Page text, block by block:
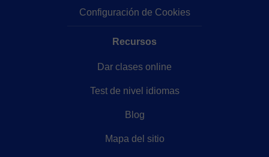
Configuración de Cookies
Recursos
Dar clases online
Test de nivel idiomas
Blog
Mapa del sitio